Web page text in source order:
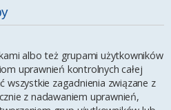
albo też grupami użytkowników
uprawnień kontrolnych całej
zagadnienia związane z
z nadawaniem uprawnień,